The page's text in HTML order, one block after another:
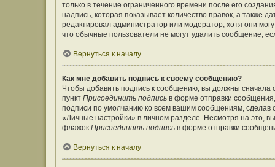
только в течение ограниченного времени после его
надпись, которая показывает количество правок, а также
редактировал администратор или модератор, хотя они
что обычные пользователи не могут удалить сообщение,
Вернуться к началу
Как мне добавить подпись к своему сообщению?
Чтобы добавить подпись к сообщению, вы должны сначала
пункт Присоединить подпись в форме отправки
подписи по умолчанию ко всем вашим сообщениям,
«Личные настройки» в личном разделе. Несмотря на это,
флажок Присоединить подпись в форме отправки
Вернуться к началу